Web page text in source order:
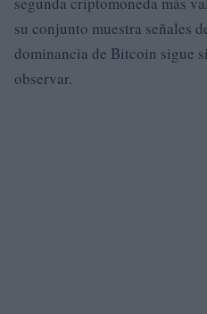
su conjunto muestra señales
dominancia de Bitcoin sigue
observar.